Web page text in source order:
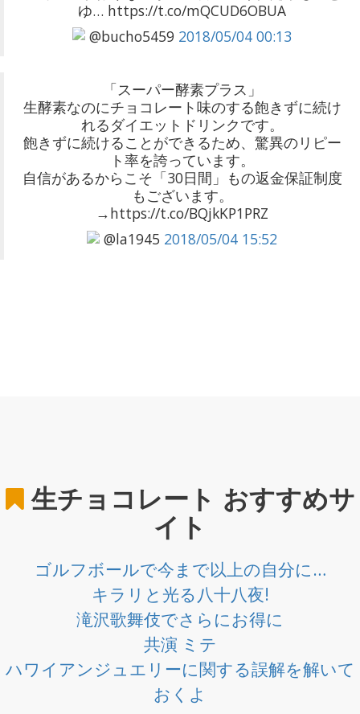
ゆ… https://t.co/mQCUD6OBUA
@bucho5459 2018/05/04 00:13
「スーパー酵素プラス」
生酵素なのにチョコレート味のする飽きずに続け
れるダイエットドリンクです。
飽きずに続けることができるため、驚異のリピー
ト率を誇っています。
自信があるからこそ「30日間」もの返金保証制度
もございます。
→https://t.co/BQjkKP1PRZ
@la1945 2018/05/04 15:52
生チョコレート おすすめサ
イト
ゴルフボールで今まで以上の自分に…
キラリと光る八十八夜!
滝沢歌舞伎でさらにお得に
共演 ミテ
ハワイアンジュエリーに関する誤解を解いて
おくよ